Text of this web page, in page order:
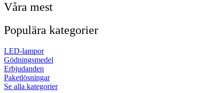
Våra mest
Populära kategorier
LED-lampor
Gödningsmedel
Erbjudanden
Paketlösningar
Se alla kategorier